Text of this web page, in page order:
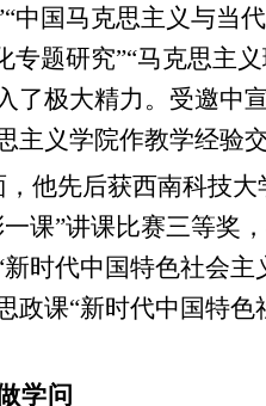
中国马克思主义与当
专题研究”“马克思主
了极大精力。受邀中
主义学院作教学经验交
他先后获西南科技
课”讲课比赛三等奖
时代中国特色社会
政课“新时代中国特
学问